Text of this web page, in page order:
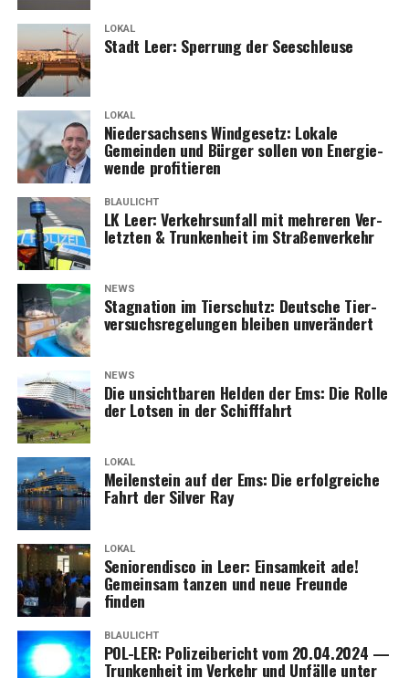
LOKAL
Stadt Leer: Sper­rung der Seeschleuse
LOKAL
Nie­der­sach­sens Wind­ge­setz: Loka­le
Gemein­den und Bür­ger sol­len von Ener­gie­
wen­de profitieren
BLAULICHT
LK Leer: Ver­kehrs­un­fall mit meh­re­ren Ver­
letz­ten & Trun­ken­heit im Straßenverkehr
NEWS
Sta­gna­ti­on im Tier­schutz: Deut­sche Tier­
ver­suchs­re­ge­lun­gen blei­ben unverändert
NEWS
Die unsicht­ba­ren Hel­den der Ems: Die Rol­le
der Lot­sen in der Schifffahrt
LOKAL
Mei­len­stein auf der Ems: Die erfolg­rei­che
Fahrt der Sil­ver Ray
LOKAL
Senio­ren­dis­co in Leer: Ein­sam­keit ade!
Gemein­sam tan­zen und neue Freun­de
finden
BLAULICHT
POL-LER: Poli­zei­be­richt vom 20.04.2024 —
Trun­ken­heit im Ver­kehr und Unfäl­le unter